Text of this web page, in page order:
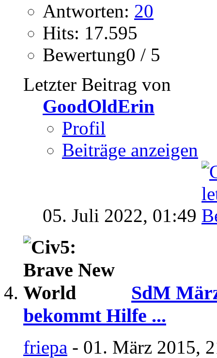
Antworten: 20
Hits: 17.595
Bewertung0 / 5
Letzter Beitrag von
GoodOldErin
Profil
Beiträge anzeigen
05. Juli 2022, 01:49
SdM
bekommt Hilfe ...
friepa - 01. März 2015,